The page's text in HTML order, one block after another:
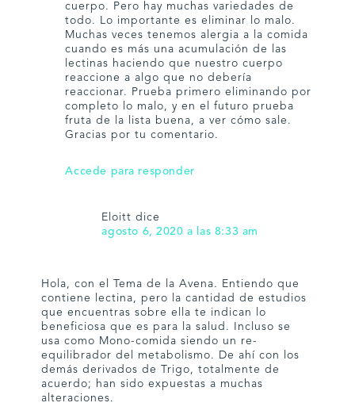
cuerpo. Pero hay muchas variedades de
todo. Lo importante es eliminar lo malo.
Muchas veces tenemos alergia a la comida
cuando es más una acumulación de las
lectinas haciendo que nuestro cuerpo
reaccione a algo que no debería
reaccionar. Prueba primero eliminando por
completo lo malo, y en el futuro prueba
fruta de la lista buena, a ver cómo sale.
Gracias por tu comentario.
Accede para responder
Eloitt dice
agosto 6, 2020 a las 8:33 am
Hola, con el Tema de la Avena. Entiendo que
contiene lectina, pero la cantidad de estudios
que encuentras sobre ella te indican lo
beneficiosa que es para la salud. Incluso se
usa como Mono-comida siendo un re-
equilibrador del metabolismo. De ahí con los
demás derivados de Trigo, totalmente de
acuerdo; han sido expuestas a muchas
alteraciones.